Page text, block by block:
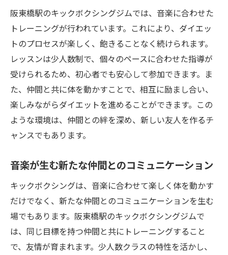
地元でのフィットネスが社会的な支持を得
る理由
地域密着のジムがもたらす安心感
地域イベントへの参加で得られる新たな交
流
キックボクシングがもたらす自信とその影
響
音楽に合わせて動く楽しさキックボクシングで
体感するリズム
音楽がキックボクシングに与えるリズムの
重要性
音楽による集中力の向上と効果的な運動
お気に入りの曲でモチベーションを保つ方
法
阪東橋駅のキックボクシングジムでは、音楽に合わせた
トレーニングが行われています。これにより、ダイエッ
トのプロセスが楽しく、飽きることなく続けられます。
レッスンは少人数制で、個々のペースに合わせた指導が
受けられるため、初心者でも安心して参加できます。ま
た、仲間と共に体を動かすことで、相互に励まし合い、
楽しみながらダイエットを進めることができます。この
ような環境は、仲間との絆を深め、新しい友人を作るチ
ャンスでもあります。
音楽が生む新たな仲間とのコミュニケーション
キックボクシングは、音楽に合わせて楽しく体を動かす
だけでなく、新たな仲間とのコミュニケーションを生む
場でもあります。阪東橋駅のキックボクシングジムで
は、同じ目標を持つ仲間と共にトレーニングすること
で、友情が育まれます。少人数クラスの特性を活かし、